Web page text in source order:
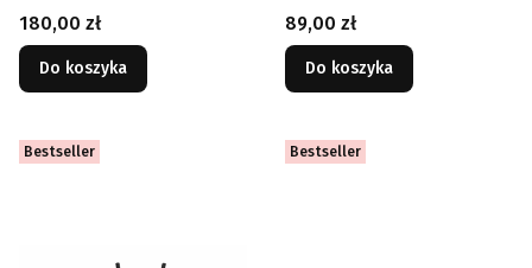
bawełniany
Cena
180,00 zł
Do koszyka
krok po kroku – jak na
warsztatach
Cena
89,00 zł
Do koszyka
Bestseller Bestseller